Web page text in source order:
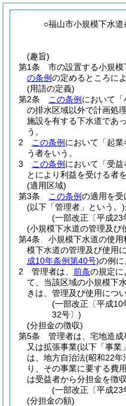
○福山市小規模下水道
(趣旨)
第1条
市の設置する小規模
の条例の定めるところによ
(用語の定義)
第2条
この条例 において
の排水区域以外で計画処
施設を有する下水道であ
う。
2
この条例 において「起
う者をいう。
3
この条例 において「受
とにより利益を受ける者を
(適用区域)
第3条
この条例の適用を受
(以下「管理者」という。)
(一部改正〔平成23
(小規模下水道の管理及び
第4条
小規模下水道の使
模下水道の管理及び使用
成10年条例第40号)の例に
2
管理者は、 前条の規定に
て、当該区域の小規模下
きは、管理及び使用につ
(一部改正〔平成
32号〕)
(分担金の徴収)
第5条
管理者は、宅地造
又は拡張事業(以下「事業
は、地方自治法(昭和22年
り、その事業に要する費
は受益者から分担金を徴収
(一部改正〔平成23
(分担金の額)